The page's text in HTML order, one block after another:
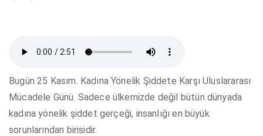
Bugün 25 Kasım. Kadına Yönelik Şiddete Karşı Uluslararası
Mücadele Günü. Sadece ülkemizde değil bütün dünyada
kadına yönelik şiddet gerçeği, insanlığı en büyük
sorunlarından birisidir.